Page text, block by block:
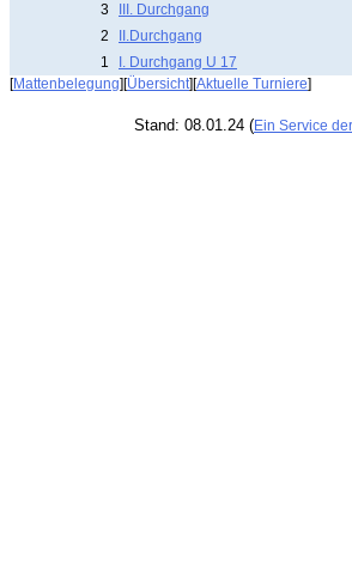
3
III. Durchgang
2
II.Durchgang
1
I. Durchgang U 17
[Mattenbelegung][Übersicht][Aktuelle Turniere]
Stand: 08.01.24 (Ein Service